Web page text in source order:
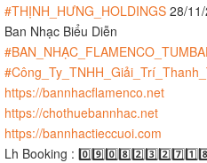
#THỊNH_HƯNG_HOLDINGS 28/
Ban Nhạc Biểu Diễn
https://bannhacflamenco.net
https://chothuebannhac.net
https://bannhactieccuoi.com
Lh Booking :